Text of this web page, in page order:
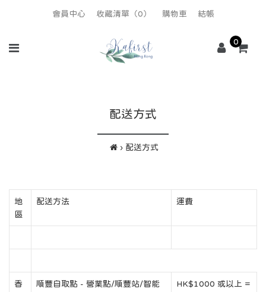
會員中心 收藏清單（0） 購物車 結帳
0
配送方式
配送方式
地
區
配送方法 運費
香
順豐自取點 - 營業點/順豐站/智能
HK$1000 或以上 =